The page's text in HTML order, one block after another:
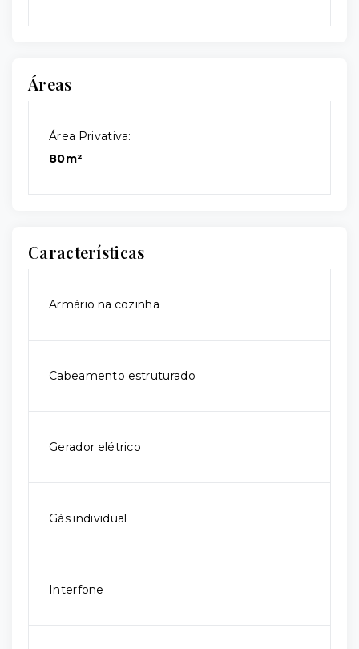
Áreas
Área Privativa:
80m²
Características
Armário na cozinha
Cabeamento estruturado
Gerador elétrico
Gás individual
Interfone